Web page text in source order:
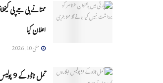
ممتا نے بی جے پی
اعلان کیا
مئی 10, 2026
تمل ناڈو کے 9 پولیس اہلکاروں کو سزائے موت